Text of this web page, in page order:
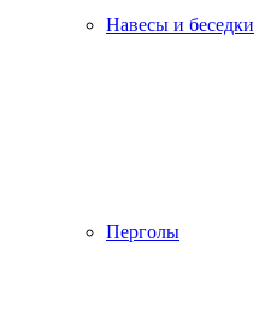
Навесы и беседки
Перголы